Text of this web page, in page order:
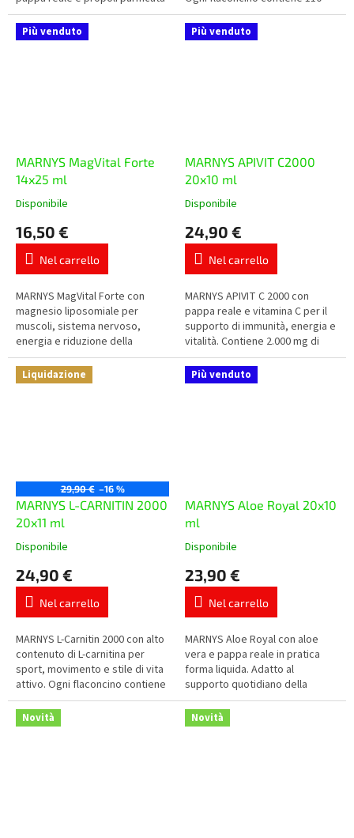
in pratici flaconcini monodose al
gusto frutti di bosco.
mg di coenzima Q10, pappa
reale, vitamine A, C, D, E,...
Più venduto
MARNYS MagVital Forte
14x25 ml
La
media
del
prodotto
5,0
su
5
stelle.
Disponibile
16,50 €
Nel carrello
MARNYS MagVital Forte con
magnesio liposomiale per
muscoli, sistema nervoso,
energia e riduzione della
stanchezza. Contiene magnesio
da tre fonti – citrato di
magnesio, solfato...
Più venduto
MARNYS APIVIT C2000
20x10 ml
La
media
del
prodotto
5,0
su
5
stelle.
Disponibile
24,90 €
Nel carrello
MARNYS APIVIT C 2000 con
pappa reale e vitamina C per il
supporto di immunità, energia e
vitalità. Contiene 2.000 mg di
pappa reale in pratica forma
liquida al gusto arancia....
Liquidazione
29,90 € –16 %
MARNYS L-CARNITIN 2000
20x11 ml
La
media
del
prodotto
5,0
su
5
stelle.
Disponibile
24,90 €
Nel carrello
MARNYS L-Carnitin 2000 con alto
contenuto di L-carnitina per
sport, movimento e stile di vita
attivo. Ogni flaconcino contiene
2.000 mg di L-carnitina in pratica
forma liquida...
Più venduto
MARNYS Aloe Royal 20x10
ml
La
media
del
prodotto
5,0
su
5
stelle.
Disponibile
23,90 €
Nel carrello
MARNYS Aloe Royal con aloe
vera e pappa reale in pratica
forma liquida. Adatto al
supporto quotidiano della
vitalità e del benessere
generale dell’organismo.
Novità Novità